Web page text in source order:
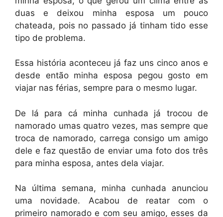
duas e deixou minha esposa um pouco
chateada, pois no passado já tinham tido esse
tipo de problema.
Essa história aconteceu já faz uns cinco anos e
desde então minha esposa pegou gosto em
viajar nas férias, sempre para o mesmo lugar.
De lá para cá minha cunhada já trocou de
namorado umas quatro vezes, mas sempre que
troca de namorado, carrega consigo um amigo
dele e faz questão de enviar uma foto dos três
para minha esposa, antes dela viajar.
Na última semana, minha cunhada anunciou
uma novidade. Acabou de reatar com o
primeiro namorado e com seu amigo, esses da